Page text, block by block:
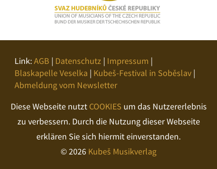
Link:AGB | Datenschutz | Impressum |
Blaskapelle Veselka | Kubeš-Festival in Soběslav |
Abmeldung vom Newsletter
Diese Webseite nutzt COOKIES um das Nutzererlebnis
zu verbessern. Durch die Nutzung dieser Webseite
erklären Sie sich hiermit einverstanden.
© 2026 Kubeš Musikverlag